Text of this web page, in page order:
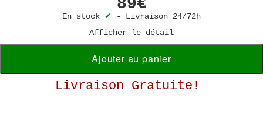
89€
En stock ✔ - Livraison 24/72h
Afficher le détail
Ajouter au panier
Livraison Gratuite!